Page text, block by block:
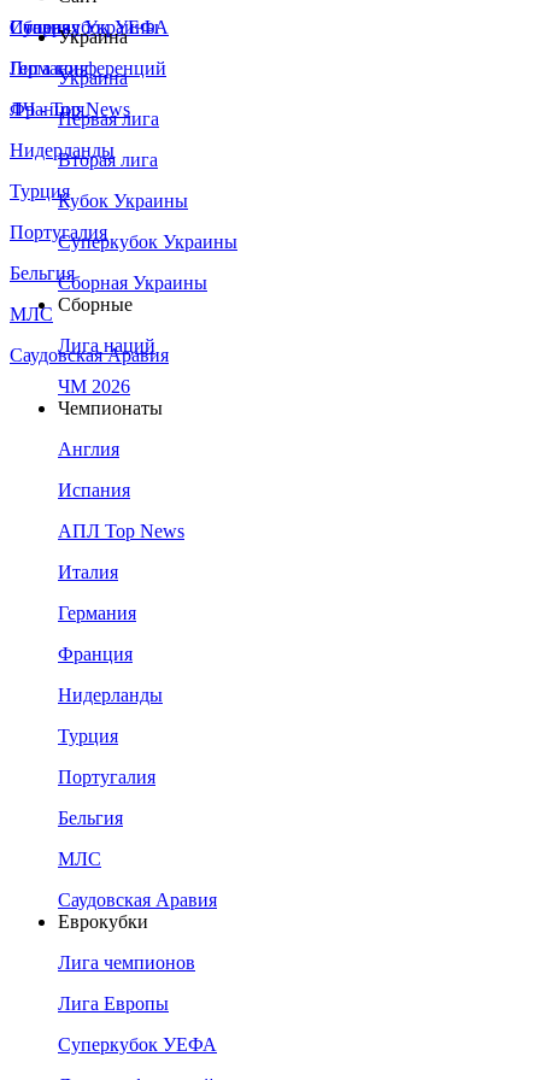
Сборная Украины
Италия
Германия
Франция
Нидерланды
Турция
Португалия
Бельгия
МЛС
Саудовская Аравия
Суперкубок УЕФА
Лига конференций
ЛЧ - Top News
Украина
Украина
Первая лига
Вторая лига
Кубок Украины
Суперкубок Украины
Сборная Украины
Сборные
Лига наций
ЧМ 2026
Чемпионаты
Англия
Испания
АПЛ Top News
Италия
Германия
Франция
Нидерланды
Турция
Португалия
Бельгия
МЛС
Саудовская Аравия
Еврокубки
Лига чемпионов
Лига Европы
Суперкубок УЕФА